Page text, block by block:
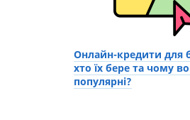
Онлайн-кредити для
хто їх бере та чому
популярні?